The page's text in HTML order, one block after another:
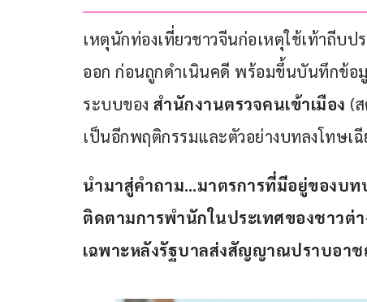
เหตุนักท่องเที่ยวชาวจีนก่อเหตุใช้เท้าถีบ
ออก ก่อนถูกดำเนินคดี พร้อมขึ้นบันทึกข้อ
ระบบของ สำนักงานตรวจคนเข้าเมือง (
เป็นอีกพฤติกรรมและตัวอย่างบทลงโทษ
นำมาสู่คำถาม…มาตรการที่มีอยู่ของบท
ติดตามการพำนักในประเทศของชาวต่
เฉพาะหลังรัฐบาลส่งสัญญาณปราบอา